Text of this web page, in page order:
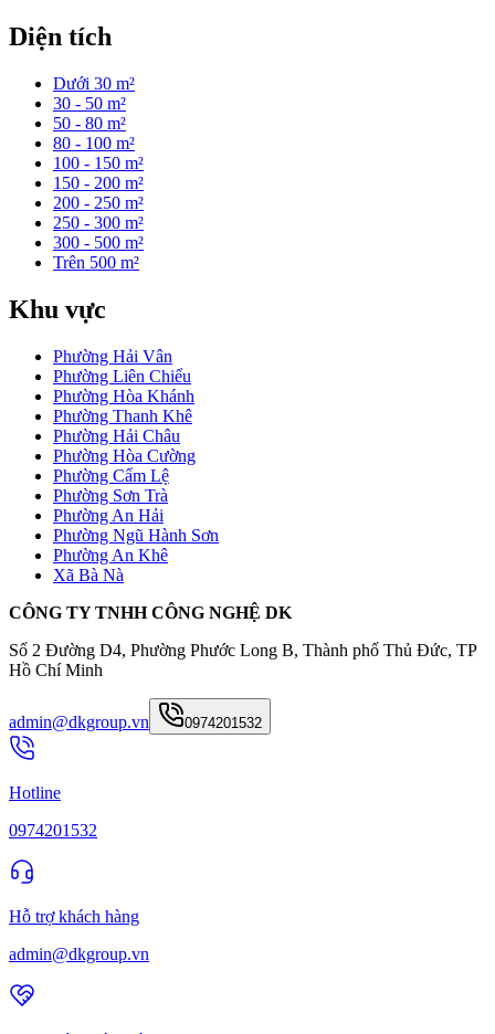
Diện tích
Dưới 30 m²
30 - 50 m²
50 - 80 m²
80 - 100 m²
100 - 150 m²
150 - 200 m²
200 - 250 m²
250 - 300 m²
300 - 500 m²
Trên 500 m²
Khu vực
Phường Hải Vân
Phường Liên Chiểu
Phường Hòa Khánh
Phường Thanh Khê
Phường Hải Châu
Phường Hòa Cường
Phường Cẩm Lệ
Phường Sơn Trà
Phường An Hải
Phường Ngũ Hành Sơn
Phường An Khê
Xã Bà Nà
CÔNG TY TNHH CÔNG NGHỆ DK
Số 2 Đường D4, Phường Phước Long B, Thành phố Thủ Đức, TP
Hồ Chí Minh
admin@dkgroup.vn 0974201532
Hotline
0974201532
Hỗ trợ khách hàng
admin@dkgroup.vn